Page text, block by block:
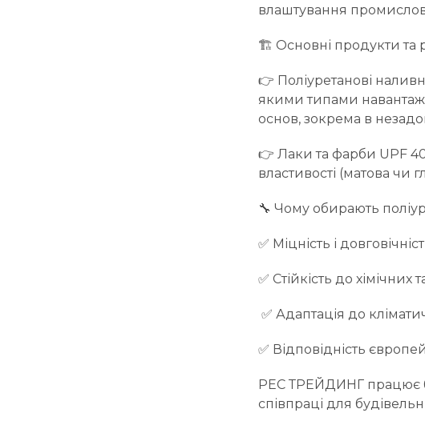
влаштування
🏗️ Основні продукти та
👉 Поліуретанові
якими типами
основ, зокрема в
👉 Лаки та фарби UPF
властивості (матова чи
🔧️ Чому обирають
✅ Міцність і
✅ Стійкість до хімічних
✅ Адаптація до
✅ Відповідність
РЕС ТРЕЙДИНГ працює
співпраці для